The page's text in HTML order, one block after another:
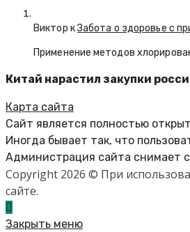
Виктор кЗабота о здоровье с
Применение методов
Китай нарастил закупки
Карта сайта
Сайт является полностью
Иногда бывает так, что
Администрация сайта снимает
Copyright 2026 © При
сайте.
Закрыть меню